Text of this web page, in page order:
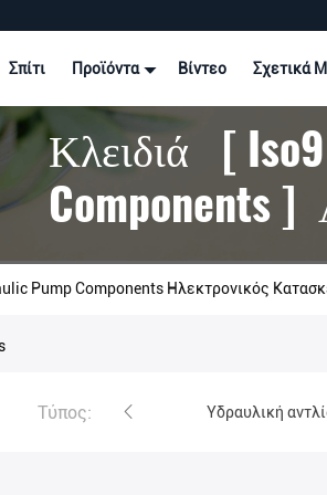
Σπίτι Προϊόντα Βίντεο Σχετικά
Κλειδιά [
Components ]
Pump Components Ηλεκτρονικός
Τύπος:
αντλία εκσκαφέων Υδραυλική